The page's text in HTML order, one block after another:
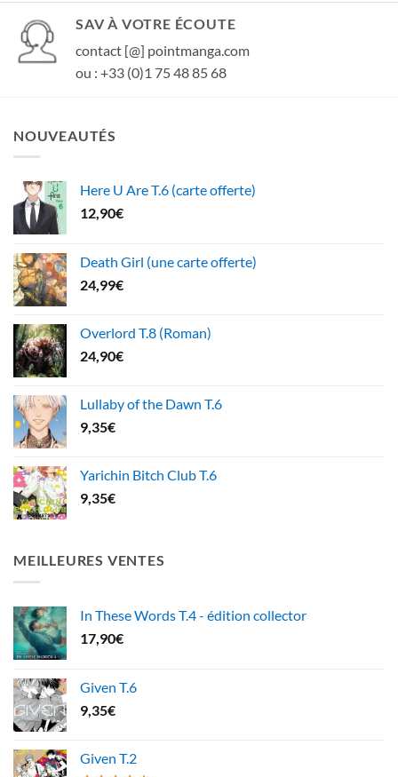
SAV À VOTRE ÉCOUTE
contact [@] pointmanga.com
ou : +33 (0)1 75 48 85 68
NOUVEAUTÉS
Here U Are T.6 (carte offerte)
12,90€
Death Girl (une carte offerte)
24,99€
Overlord T.8 (Roman)
24,90€
Lullaby of the Dawn T.6
9,35€
Yarichin Bitch Club T.6
9,35€
MEILLEURES VENTES
In These Words T.4 - édition collector
17,90€
Given T.6
9,35€
Given T.2